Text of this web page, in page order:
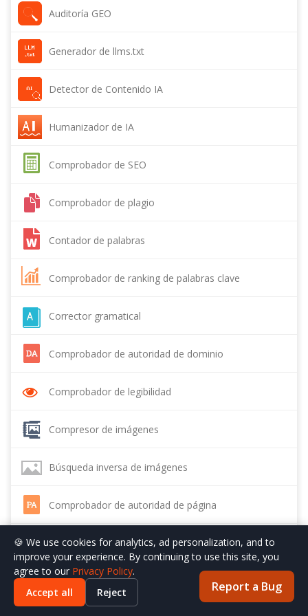
Auditoría GEO
Generador de llms.txt
Detector de Contenido IA
Humanizador de IA
Comprobador de SEO
Comprobador de plagio
Contador de palabras
Comprobador de ranking de palabras clave
Corrector gramatical
Comprobador de autoridad de dominio
Comprobador de legibilidad
Compresor de imágenes
Búsqueda inversa de imágenes
Comprobador de autoridad de página
Conversor de texto a voz
Comprobador de vínculos de retrocesoReport a Bug
🍪 We use cookies for analytics, ad personalization, and to
improve your experience. By continuing to use this site, you
agree to our Privacy Policy.
Accept all
Reject